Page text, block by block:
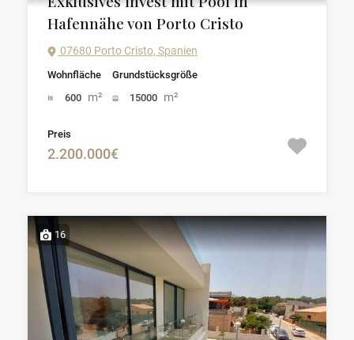
Hafennähe von Porto Cristo
07680 Porto Cristo, Spanien
Wohnfläche
600 m²
Grundstücksgröße
15000 m²
Preis
2.200.000€
16